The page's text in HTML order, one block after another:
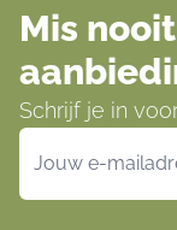
Mis
Schrijf je in
E-mailadres